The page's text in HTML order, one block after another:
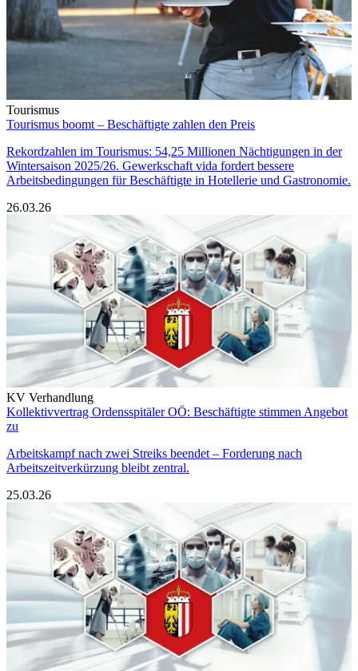
Tourismus
Tourismus boomt – Beschäftigte zahlen den Preis
Rekordzahlen im Tourismus: 54,25 Millionen Nächtigungen in der
Wintersaison 2025/26. Gewerkschaft vida fordert bessere
Arbeitsbedingungen für Beschäftigte in Hotellerie und Gastronomie.
26.03.26
KV Verhandlung
Kollektivvertrag Ordensspitäler OÖ: Beschäftigte stimmen Angebot
zu
Arbeitskampf nach zwei Streiks beendet – Forderung nach
Arbeitszeitverkürzung bleibt zentral.
25.03.26